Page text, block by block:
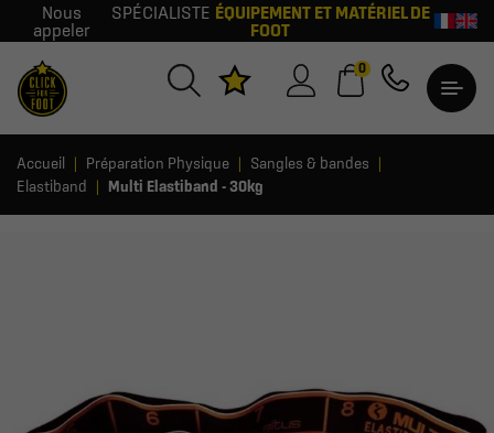
Nous
appeler
SPÉCIALISTE ÉQUIPEMENT ET MATÉRIEL DE
FOOT
0
Accueil Préparation Physique
Sangles & bandes
Elastiband
Multi Elastiband - 30kg